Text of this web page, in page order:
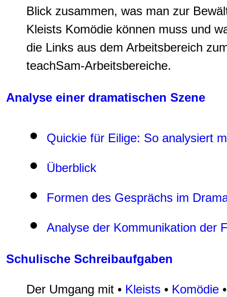
Blick zusammen, was man zur
Kleists Komödie können muss und
die Links aus dem Arbeitsbereich
teachSam-Arbeitsbereiche.
Analyse einer dramatischen Szene
Quickie für Eilige: So analysiert
Überblick
Formen des Gesprächs im
Analyse der Kommunikation der
Schulische Schreibaufgaben
Der Umgang mit • Kleists • Komödie